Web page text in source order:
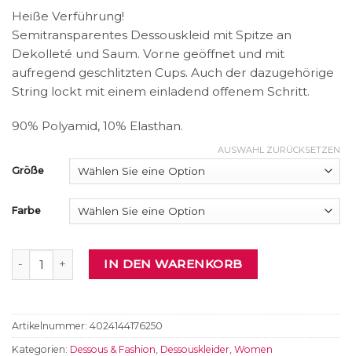
Heiße Verführung!
Semitransparentes Dessouskleid mit Spitze an
Dekolleté und Saum. Vorne geöffnet und mit
aufregend geschlitzten Cups. Auch der dazugehörige
String lockt mit einem einladend offenem Schritt.
90% Polyamid, 10% Elasthan.
Größe
Farbe
AUSWAHL ZURÜCKSETZEN
Dessouskleid MengeIN DEN WARENKORB
Artikelnummer: 4024144176250
Kategorien: Dessous & Fashion Dessouskleider Women